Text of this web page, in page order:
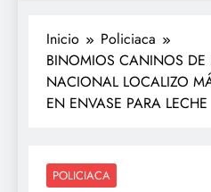
Inicio
Policiaca
BINOMIOS CANINOS DE
NACIONAL LOCALIZO
EN ENVASE PARA LECHE
POLICIACA